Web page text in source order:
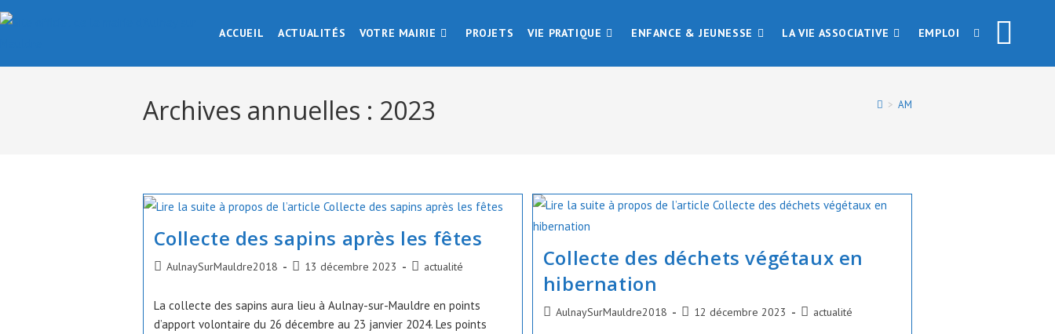
Skip
to
ACCUEIL ACTUALITÉS VOTRE MAIRIE PROJETS VIE PRATIQUE ENFANCE & JEUNESSE LA VIE ASSOCIATIVE EMPLOI TOGGLE
Archives annuelles : 2023 > AM
Collecte des sapins après les fêtes
Auteur/autrice
la
AulnaySurMauldre2018
Publication
13 décembre 2023
Postactualité
La collecte des sapins aura lieu à Aulnay-sur-Mauldre en points
d’apport volontaire du 26 décembre au 23 janvier 2024. Les points
Collecte des déchets végétaux en
hibernation
Auteur/autrice
AulnaySurMauldre2018
Publication
12 décembre 2023
Postactualité